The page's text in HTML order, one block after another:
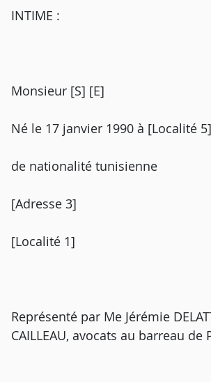
INTIME :
Monsieur [S] [E]
Né le 17 janvier 1990 à [Localité
de nationalité tunisienne
[Adresse 3]
[Localité 1]
Représenté par Me Jérémie
CAILLEAU, avocats au barreau de